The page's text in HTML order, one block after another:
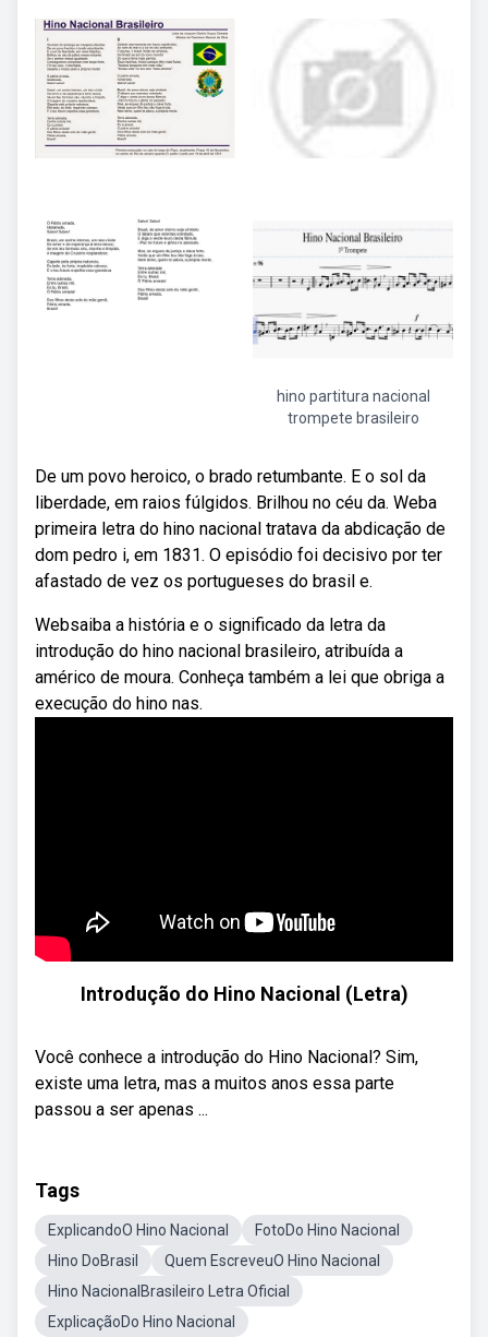
hino partitura nacional
trompete brasileiro
De um povo heroico, o brado retumbante. E o sol da
liberdade, em raios fúlgidos. Brilhou no céu da. Weba
primeira letra do hino nacional tratava da abdicação de
dom pedro i, em 1831. O episódio foi decisivo por ter
afastado de vez os portugueses do brasil e.
Websaiba a história e o significado da letra da
introdução do hino nacional brasileiro, atribuída a
américo de moura. Conheça também a lei que obriga a
execução do hino nas.
Introdução do Hino Nacional (Letra)
Você conhece a introdução do Hino Nacional? Sim,
existe uma letra, mas a muitos anos essa parte
passou a ser apenas ...
Tags
ExplicandoO Hino Nacional
FotoDo Hino Nacional
Hino DoBrasil
Quem EscreveuO Hino Nacional
Hino NacionalBrasileiro Letra Oficial
ExplicaçãoDo Hino Nacional